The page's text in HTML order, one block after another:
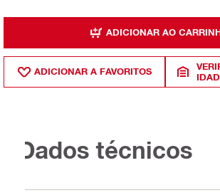
ADICIONAR AO
ADICIONAR A FAVORITOS
Dados técnicos